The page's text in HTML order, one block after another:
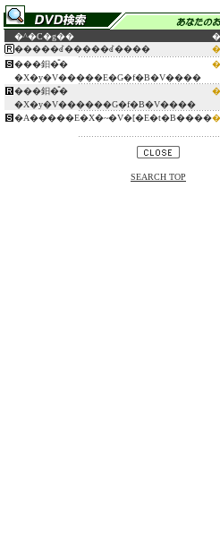
�^�C�g��
�����ꂽ�����ꂽ����
���鈤�̎�
�X�y�V�����E�G�f�B�V����
���鈤�̎�
�X�y�V������G�f�B�V����
�A�����E�X�~�V�[�E�t�B����
SEARCH TOP